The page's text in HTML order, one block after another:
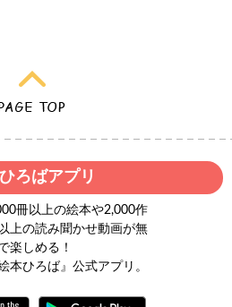
ろばアプリ
冊以上の絵本や2,000作
上の読み聞かせ動画が無
楽しめる！
絵本ひろば』公式アプリ。